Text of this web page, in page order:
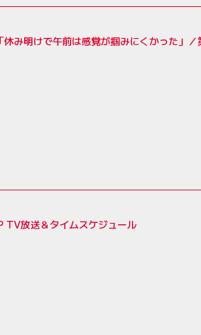
み明けで午前は感覚が掴みにくかった」
放送＆タイムスケジュール